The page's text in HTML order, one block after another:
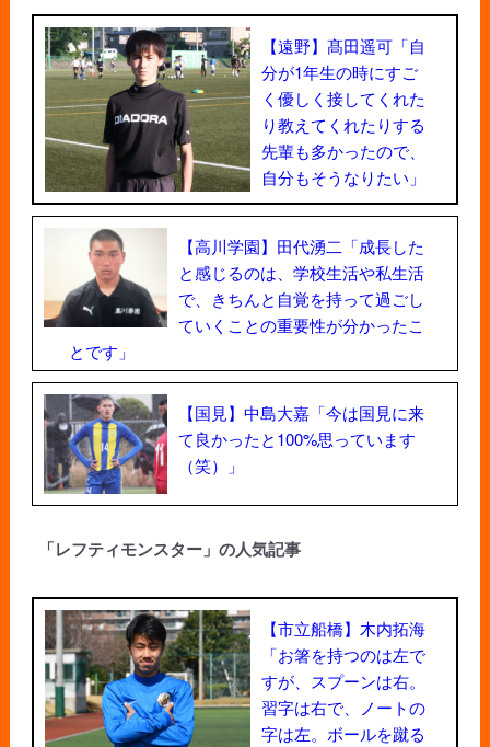
【遠野】髙田遥可「自
分が1年生の時にすご
く優しく接してくれた
り教えてくれたりする
先輩も多かったので、
自分もそうなりたい」
【高川学園】田代湧二「成長した
と感じるのは、学校生活や私生活
で、きちんと自覚を持って過ごし
ていくことの重要性が分かったこ
とです」
【国見】中島大嘉「今は国見に来
て良かったと100%思っています
（笑）」
「レフティモンスター」の人気記事
【市立船橋】木内拓海
「お箸を持つのは左で
すが、スプーンは右。
習字は右で、ノートの
字は左。ボールを蹴る